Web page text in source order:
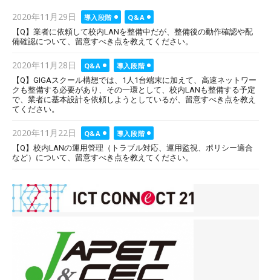
Posted
on
2020年11月29日 導入段階
Q&A
【Q】業者に依頼して校内LANを整備中だが、整備後の動作確認や配
備確認について、留意すべき点を教えてください。
Posted
on
2020年11月28日 Q&A
導入段階
【Q】GIGAスクール構想では、1人1台端末に加えて、高速ネットワー
クも整備する必要があり、その一環として、校内LANも整備する予定
で、業者に基本設計を依頼しようとしているが、留意すべき点を教え
てください。
Posted
on
2020年11月22日 Q&A
導入段階
【Q】校内LANの運用管理（トラブル対応、運用監視、ポリシー適合
など）について、留意すべき点を教えてください。